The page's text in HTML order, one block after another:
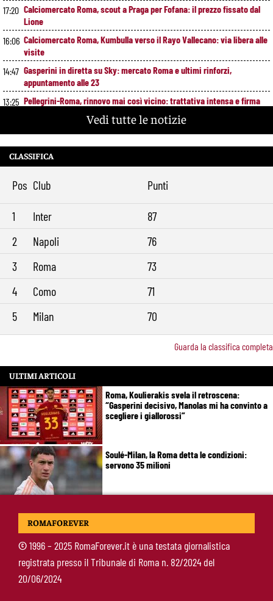
17:20 Calciomercato Roma, scout a Praga per Fofana: il prezzo fissato dal
Lione
16:06 Calciomercato Roma, Kumbulla verso il Rayo Vallecano: via libera alle
visite
14:47 Gasperini in diretta su Sky: mercato Roma e ultimi rinforzi,
appuntamento alle 23
13:25 Pellegrini-Roma, rinnovo mai così vicino: trattativa intensa e firma
12:00
10:39 Alajbegovic, Pjanic svela il ruolo: perché il talento seguito dalla Roma
9:29
Roma, il mercato ora è nelle sue mani: dopo Molina manca soltanto
l’ala
Vedi tutte le notizie
CLASSIFICA
Pos Club Punti
1 Inter
87
2
Napoli
76
3
Roma
73
4
Como
71
5
Milan 70
Guarda la classifica completa
ULTIMI ARTICOLI
Roma, Koulierakis svela il retroscena:
“Gasperini decisivo, Manolas mi ha convinto a
scegliere i giallorossi”
Soulé-Milan, la Roma detta le condizioni:
servono 35 milioni
Koulierakis-Roma, impatto immediato: gol e
ROMAFOREVER
©1996 – 2025 RomaForever.it è una testata giornalistica
registrata presso il Tribunale di Roma n. 82/2024 del
20/06/2024